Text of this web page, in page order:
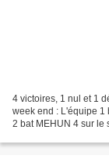
4 victoires, 1 nul et 1
week end : L'équipe 1
2 bat MEHUN 4 sur le